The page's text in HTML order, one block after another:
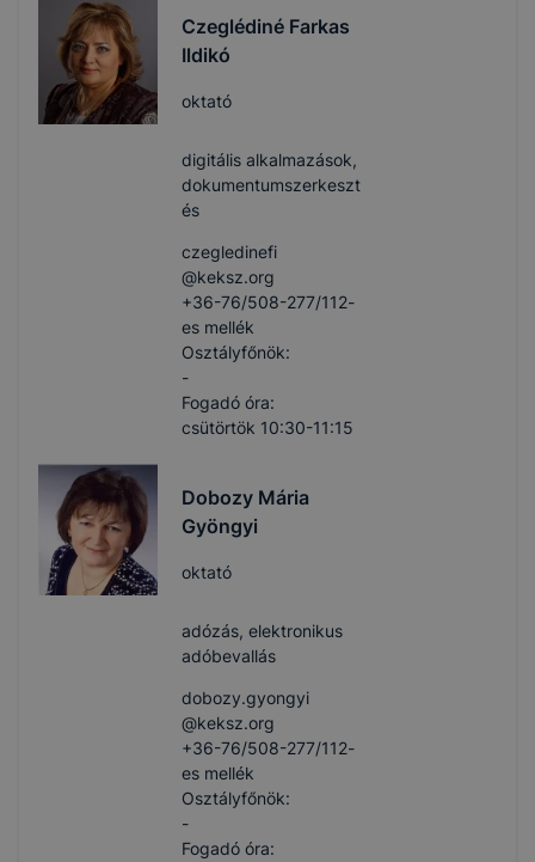
Czeglédiné Farkas
Ildikó
oktató
digitális alkalmazások,
dokumentumszerkeszt
és
czegledinefi​
@keksz.org
+36-76/508-277/112-
es mellék
Osztályfőnök:
-
Fogadó óra:
csütörtök 10:30-11:15
Dobozy Mária
Gyöngyi
oktató
adózás, elektronikus
adóbevallás
dobozy.gyongyi​
@keksz.org
+36-76/508-277/112-
es mellék
Osztályfőnök:
-
Fogadó óra: